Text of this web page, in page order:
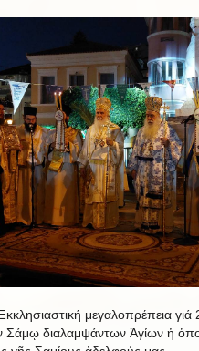
μεγαλοπρέπεια γιά
διαλαμψάντων Ἁγίων ἡ